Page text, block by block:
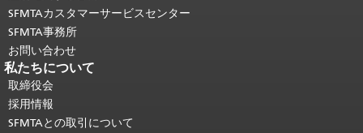
SFMTAカスタマーサービスセンター
SFMTA事務所
お問い合わせ
私たちについて
取締役会
採用情報
SFMTAとの取引について